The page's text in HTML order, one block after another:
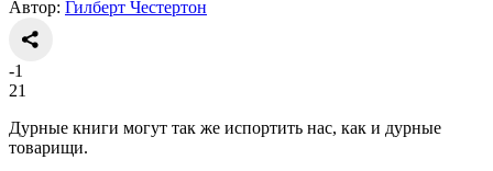
Автор: Гилберт Честертон
-1
21
Дурные книги могут так же испортить нас, как и дурные
товарищи.